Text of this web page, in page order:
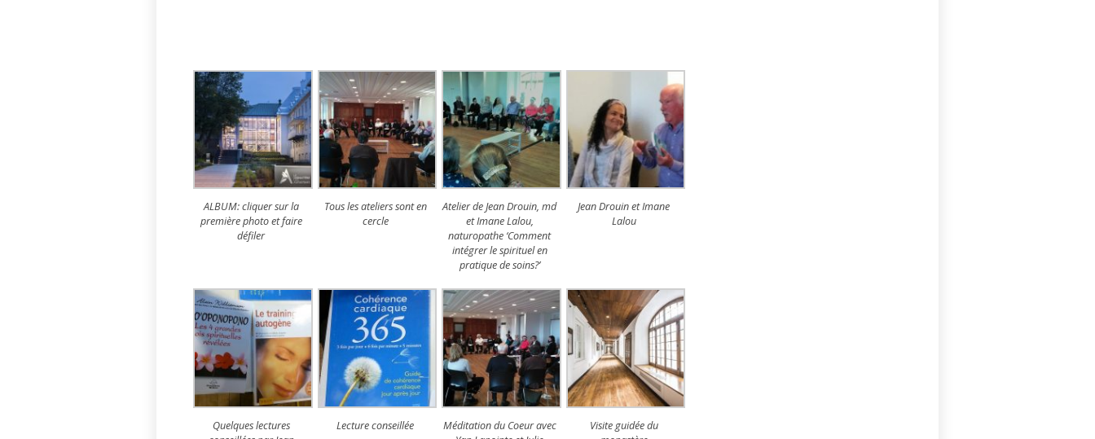
ALBUM: cliquer sur la
première photo et faire
défiler
Tous les ateliers sont en
cercle
Atelier de Jean Drouin, md
et Imane Lalou,
naturopathe ‘Comment
intégrer le spirituel en
pratique de soins?’
Jean Drouin et Imane
Lalou
Quelques lectures
Lecture conseillée
Méditation du Coeur avec
Visite guidée du